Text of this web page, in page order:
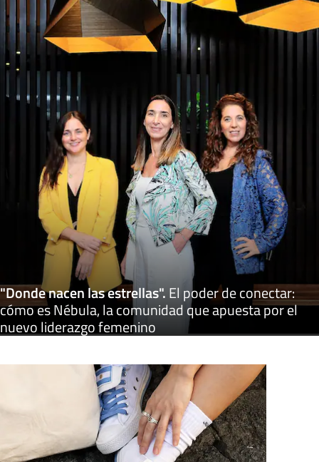
"Donde nacen las estrellas".El poder de conectar:
cómo es Nébula, la comunidad que apuesta por el
nuevo liderazgo femenino